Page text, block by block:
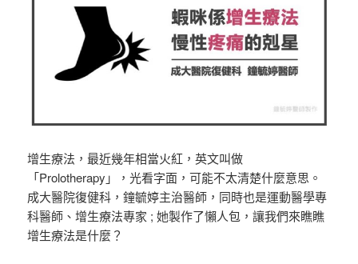
增生療法，最近幾年相當火紅，英文叫做
「Prolotherapy」，光看字面，可能不太清楚什麼意思。
成大醫院復健科，鐘毓婷主治醫師，同時也是運動醫學專
科醫師、增生療法專家 ; 她製作了懶人包，讓我們來瞧瞧
增生療法是什麼？